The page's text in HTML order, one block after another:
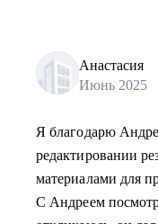
Анастасия
Июнь 2025
Я благодарю
редактировании
материалами для
С Андреем